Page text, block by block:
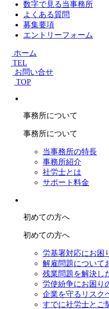
数字で見る当事務所
よくある質問
募集要項
エントリーフォーム
ホーム
TEL
お問い合せ
TOP
事務所について
事務所について
当事務所の特長
事務所紹介
社労士とは
サポート料金
初めての方へ
初めての方へ
労基署対応にお困
解雇問題について
残業問題を解決し
労使紛争にお困り
企業を守るリスク
すでに社労士とご